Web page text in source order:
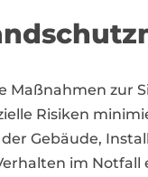
Maßnahmen zur
Risiken
Gebäude,
im Notfall